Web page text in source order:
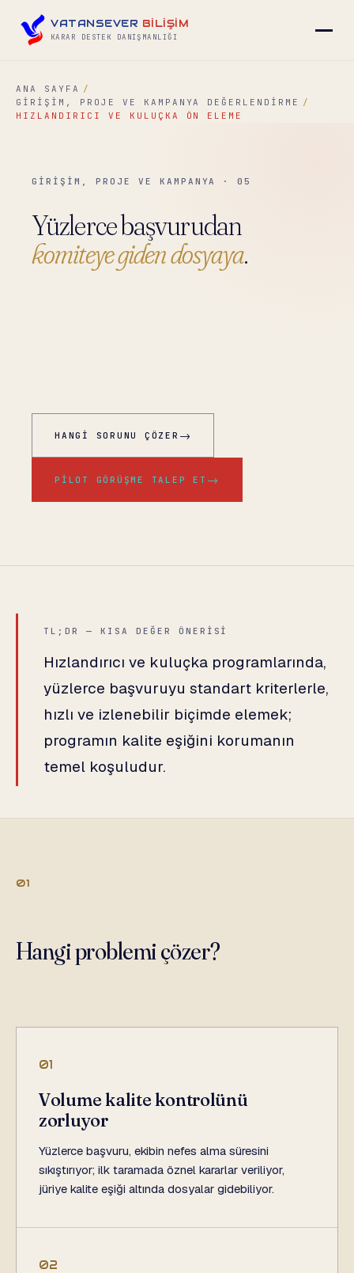
VATANSEVER BİLİŞİM
KARAR DESTEK DANIŞMANLIĞI
ANA SAYFA
GIRIŞIM, PROJE VE KAMPANYA DEĞERLENDIRME
HIZLANDIRICI VE KULUÇKA ÖN ELEME
GİRİŞİM, PROJE VE KAMPANYA · 05
Yüzlerce başvurudan
komiteye giden dosyaya.
HANGI SORUNU ÇÖZER →
PILOT GÖRÜŞME TALEP ET →
TL;DR — KISA DEĞER ÖNERISI
Hızlandırıcı ve kuluçka programlarında,
yüzlerce başvuruyu standart kriterlerle,
hızlı ve izlenebilir biçimde elemek;
programın kalite eşiğini korumanın
temel koşuludur.
01
Hangi problemi çözer?
01
Volume kalite kontrolünü
zorluyor
Yüzlerce başvuru, ekibin nefes alma süresini
sıkıştırıyor; ilk taramada öznel kararlar veriliyor,
jüriye kalite eşiği altında dosyalar gidebiliyor.
02